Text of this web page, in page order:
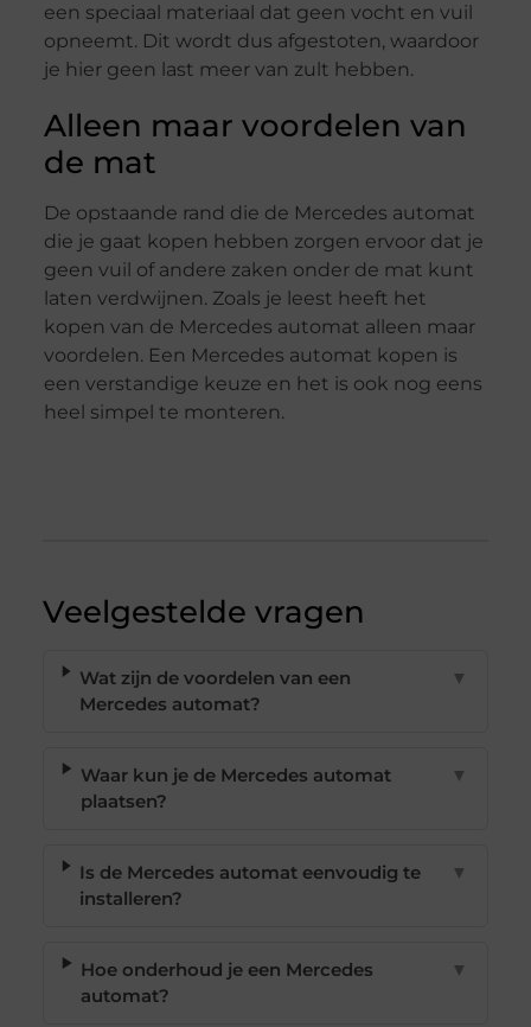
een speciaal materiaal dat geen vocht en vuil
opneemt. Dit wordt dus afgestoten, waardoor
je hier geen last meer van zult hebben.
Alleen maar voordelen van
de mat
De opstaande rand die de Mercedes automat
die je gaat kopen hebben zorgen ervoor dat je
geen vuil of andere zaken onder de mat kunt
laten verdwijnen. Zoals je leest heeft het
kopen van de Mercedes automat alleen maar
voordelen. Een Mercedes automat kopen is
een verstandige keuze en het is ook nog eens
heel simpel te monteren.
Veelgestelde vragen
Wat zijn de voordelen van een
Mercedes automat?
▼
Waar kun je de Mercedes automat
plaatsen?
▼
Is de Mercedes automat eenvoudig te
installeren?
▼
Hoe onderhoud je een Mercedes
automat?
▼